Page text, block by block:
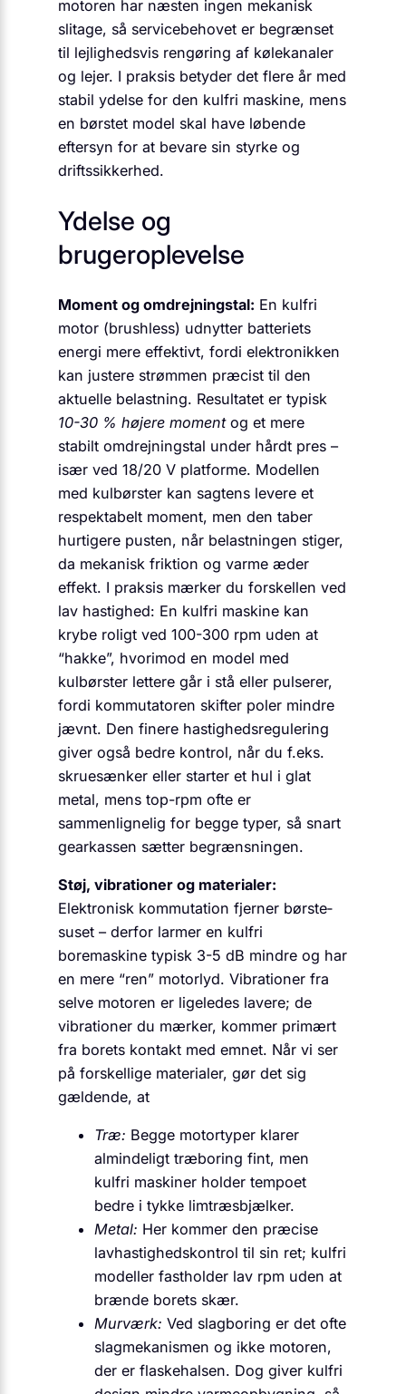
motoren har næsten ingen mekanisk
slitage, så servicebehovet er begrænset
til lejlighedsvis rengøring af kølekanaler
og lejer. I praksis betyder det flere år med
stabil ydelse for den kulfri maskine, mens
en børstet model skal have løbende
eftersyn for at bevare sin styrke og
driftssikkerhed.
Ydelse og
brugeroplevelse
Moment og omdrejningstal: En kulfri
motor (brushless) udnytter batteriets
energi mere effektivt, fordi elektronikken
kan justere strømmen præcist til den
aktuelle belastning. Resultatet er typisk
10-30 % højere momentog et mere
stabilt omdrejningstal under hårdt pres –
især ved 18/20 V platforme. Modellen
med kulbørster kan sagtens levere et
respektabelt moment, men den taber
hurtigere pusten, når belastningen stiger,
da mekanisk friktion og varme æder
effekt. I praksis mærker du forskellen ved
lav hastighed: En kulfri maskine kan
krybe roligt ved 100-300 rpm uden at
“hakke”, hvorimod en model med
kulbørster lettere går i stå eller pulserer,
fordi kommutatoren skifter poler mindre
jævnt. Den finere hastighedsregulering
giver også bedre kontrol, når du f.eks.
skruesænker eller starter et hul i glat
metal, mens top-rpm ofte er
sammenlignelig for begge typer, så snart
gearkassen sætter begrænsningen.
Støj, vibrationer og materialer:
Elektronisk kommutation fjerner børste­
suset – derfor larmer en kulfri
boremaskine typisk 3-5 dB mindre og har
en mere “ren” motorlyd. Vibrationer fra
selve motoren er ligeledes lavere; de
vibrationer du mærker, kommer primært
fra borets kontakt med emnet. Når vi ser
på forskellige materialer, gør det sig
gældende, at
Træ: Begge motortyper klarer
almindeligt træboring fint, men
kulfri maskiner holder tempoet
bedre i tykke limtræsbjælker.
Metal: Her kommer den præcise
lavhastighedskontrol til sin ret; kulfri
modeller fastholder lav rpm uden at
brænde borets skær.
Murværk: Ved slagboring er det ofte
slagmekanismen og ikke motoren,
der er flaskehalsen. Dog giver kulfri